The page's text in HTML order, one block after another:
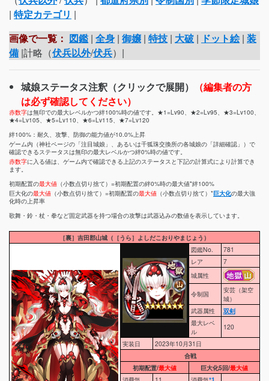
| 特定カテゴリ |
画像で一覧： 図鑑 | 全身 | 御嬢| 特技 | 大破 | ドット絵| 装
備 |計略（伏兵以外/伏兵）|
城娘ステータス注釈（クリックで展開）
（編集者の方
は必ず確認してください）
赤数字は無印での最大レベルかつ絆100%時の値です。★1=Lv90、★2=Lv95、★3=Lv100、
★4=Lv105、★5=Lv110、★6=Lv115、★7=Lv120
絆100%：耐久、攻撃、防御の能力値が10.0%上昇
ゲーム内（神社ページの「注目城娘」、あるいは千狐珠交換所の各城娘の「詳細確認」）で
確認できるステータスは無印の最大レベルかつ絆0%時の値です。
赤数字に入る値は、ゲーム内で確認できる上記のステータスと下記の計算式により計算でき
ます。
初期配置の最大値 （小数点切り捨て）=初期配置の絆0%時の最大値*絆100%
巨大化の最大値 （小数点切り捨て）=初期配置の最大値 （小数点切り捨て）*巨大化の最大強
化時の上昇率
歌舞・鈴・杖・拳など固定武器を持つ場合の攻撃は武器込みの数値を表示しています。
［裏］吉田郡山城（［うら］よしだこおりやまじょう）
図鑑No.
781
レア
7
城属性
令制国
安芸（架空
城）
武器属性
双剣
最大レベ
ル
120
実装日
2023年10月31日
合戦
初期配置/最大値 巨大化5回/最大値